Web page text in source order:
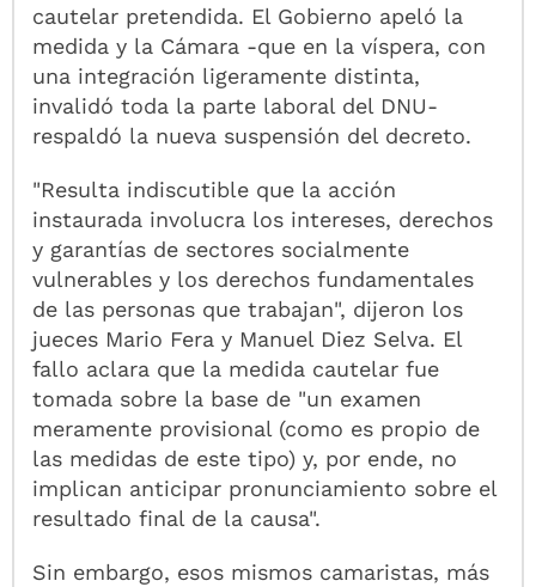
cautelar pretendida. El Gobierno apeló la
medida y la Cámara -que en la víspera, con
una integración ligeramente distinta,
invalidó toda la parte laboral del DNU-
respaldó la nueva suspensión del decreto.
"Resulta indiscutible que la acción
instaurada involucra los intereses, derechos
y garantías de sectores socialmente
vulnerables y los derechos fundamentales
de las personas que trabajan", dijeron los
jueces Mario Fera y Manuel Diez Selva. El
fallo aclara que la medida cautelar fue
tomada sobre la base de "un examen
meramente provisional (como es propio de
las medidas de este tipo) y, por ende, no
implican anticipar pronunciamiento sobre el
resultado final de la causa".
Sin embargo, esos mismos camaristas, más